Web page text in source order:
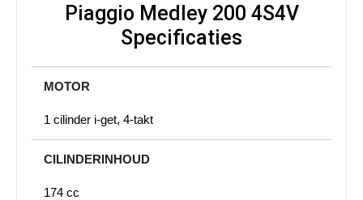
Piaggio Medley 200 4S4V
Specificaties
MOTOR
1 cilinder i-get, 4-takt
CILINDERINHOUD
174 cc